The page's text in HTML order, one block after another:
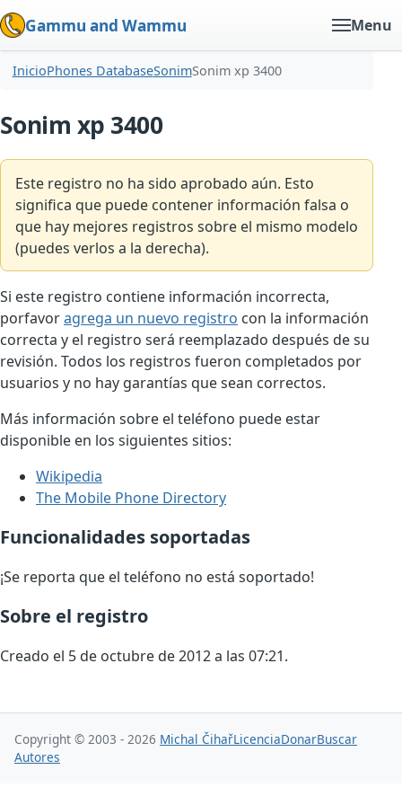
Gammu and Wammu Menu
InicioPhones DatabaseSonimSonim xp 3400
Sonim xp 3400
Este registro no ha sido aprobado aún. Esto
significa que puede contener información falsa o
que hay mejores registros sobre el mismo modelo
(puedes verlos a la derecha).
Si este registro contiene información incorrecta,
porfavoragrega un nuevo registro con la información
correcta y el registro será reemplazado después de su
revisión. Todos los registros fueron completados por
usuarios y no hay garantías que sean correctos.
Más información sobre el teléfono puede estar
disponible en los siguientes sitios:
Wikipedia
The Mobile Phone Directory
Funcionalidades soportadas
¡Se reporta que el teléfono no está soportado!
Sobre el registro
Creado el 5 de octubre de 2012 a las 07:21.
Copyright © 2003 - 2026 Michal ČihařLicenciaDonarBuscar
Autores